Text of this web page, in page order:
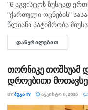
"6 აგვისტოს ზუსტად
"ქართული ოცნების"
წლიანი პატიმრობა
"მედიის
ჟურნალისტს
ᲓᲐᲬᲕᲠᲘᲚᲔᲑᲘᲗ
თორნიკე თოშხუამ
დროებითი
BYᲛᲔᲒᲐ TV ᲐᲒᲕᲘᲡᲢᲝ 6, 2026